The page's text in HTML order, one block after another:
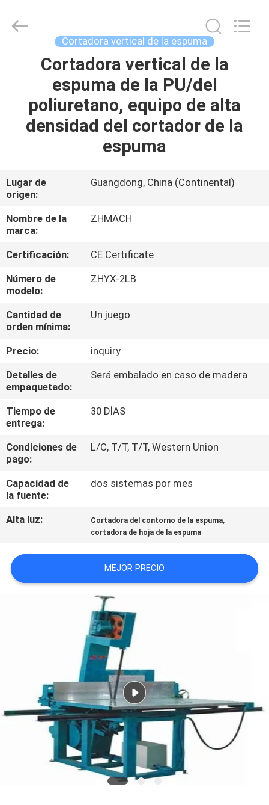
HOGAR
PRODUCTOS
VIAJE
DE
LA
FÁBRICA
CONTROL
DE
ÉNTRENOS
EN
CONTACTO
CON
PIDA
UNA
CITA
MAPA
DEL
PRIVACIDAD
machinery
equipment
Cortadora vertical de la espuma
Cortadora vertical de la
espuma de la PU/del
poliuretano, equipo de alta
densidad del cortador de la
espuma
Lugar de
origen:
Guangdong, China (Continental)
Nombre de la
marca:
ZHMACH
Certificación:
CE Certificate
Número de
modelo:
ZHYX-2LB
Cantidad de
orden mínima:
Un juego
Precio:
inquiry
Detalles de
empaquetado:
Será embalado en caso de madera
Tiempo de
entrega:
30 DÍAS
Condiciones de
pago:
L/C, T/T, T/T, Western Union
Capacidad de
la fuente:
dos sistemas por mes
Alta luz: Cortadora del contorno de la espuma,
cortadora de hoja de la espuma
MEJOR PRECIO